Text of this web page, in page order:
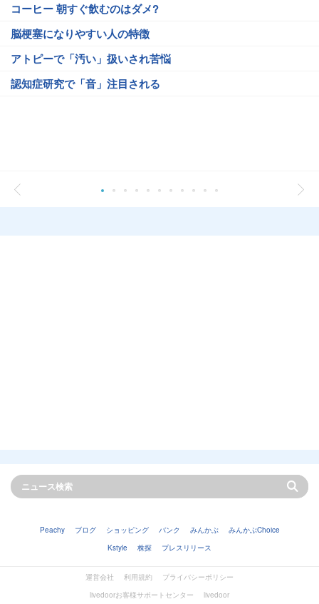
コーヒー 朝すぐ飲むのはダメ?
脳梗塞になりやすい人の特徴
アトピーで「汚い」扱いされ苦悩
認知症研究で「音」注目される
Peachy ブログ ショッピング バンク みんかぶ
みんかぶChoice
Kstyle
株探 プレスリリース
運営会社 利用規約
プライバシーポリシー
livedoorお客様サポートセンター
livedoor